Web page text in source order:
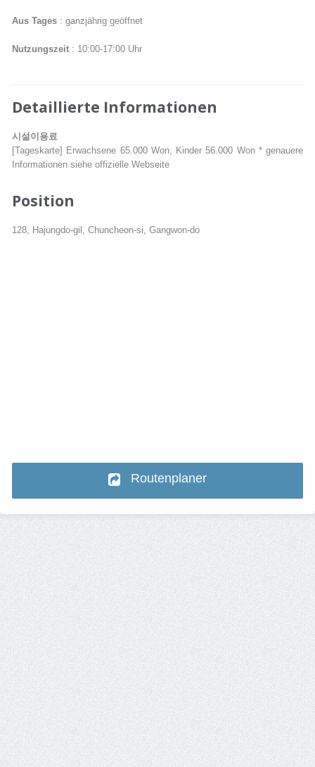
Aus Tages : ganzjährig geöffnet
Nutzungszeit : 10:00-17:00 Uhr
Detaillierte Informationen
시설이용료
[Tageskarte] Erwachsene 65.000 Won, Kinder 56.000 Won * genauere
Informationen siehe offizielle Webseite
Position
128, Hajungdo-gil, Chuncheon-si, Gangwon-do
Routenplaner